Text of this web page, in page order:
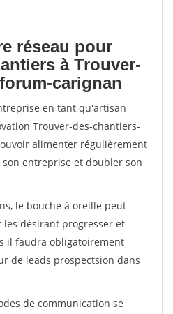
réseau pour
à Trouver-
carignan
en tant qu'artisan
Trouver-des-chantiers-
alimenter régulièrement
entreprise et doubler son
le bouche à oreille peut
désirant progresser et
il faudra obligatoirement
de leads prospectsion dans
de communication se